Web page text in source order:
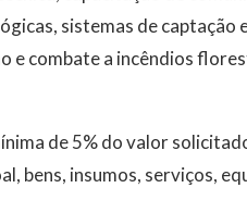
sistemas de captação
e combate a incêndios
de 5% do valor
bens, insumos, serviços,